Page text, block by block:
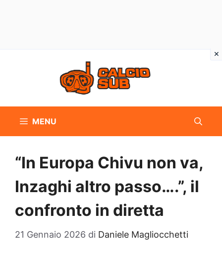
MENU
“In Europa Chivu non va,
Inzaghi altro passo….”, il
confronto in diretta
21 Gennaio 2026 di Daniele Magliocchetti